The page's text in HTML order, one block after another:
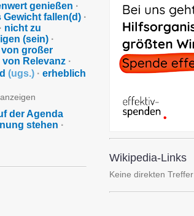
genießen ·
Gewicht fallen(d) ·
· nicht zu
(sein) ·
von großer
von Relevanz ·
(ugs.) · erheblich
der Agenda
stehen ·
Wikipedia-Links
Keine direkten Treffer